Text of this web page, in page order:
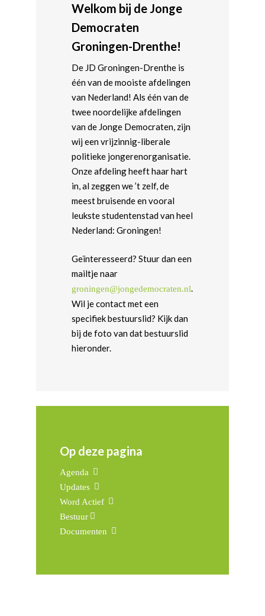
Welkom bij de Jonge
Democraten
Groningen-Drenthe!
De JD Groningen-Drenthe is
één van de mooiste afdelingen
van Nederland! Als één van de
twee noordelijke afdelingen
van de Jonge Democraten, zijn
wij een vrijzinnig-liberale
politieke jongerenorganisatie.
Onze afdeling heeft haar hart
in, al zeggen we ’t zelf, de
meest bruisende en vooral
leukste studentenstad van heel
Nederland: Groningen!
Geïnteresseerd? Stuur dan een
mailtje naar
groningen@jongedemocraten.nl
Wil je contact met een
specifiek bestuurslid? Kijk dan
bij de foto van dat bestuurslid
hieronder.
Op deze pagina
Agenda
Updates
Word Actief
Bestuur
Documenten